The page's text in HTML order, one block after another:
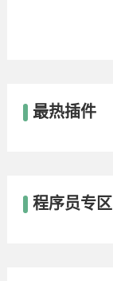
最热插件
程序员专区